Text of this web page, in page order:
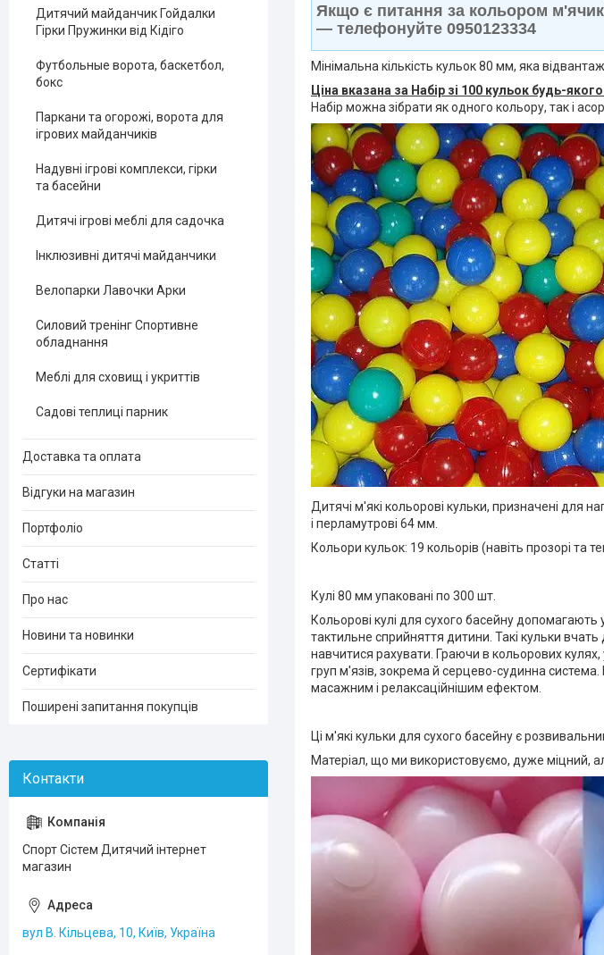
Якщо є питання за кольором
— телефонуйте 0950123334
Мінімальна кількість кульок 80 мм, яка
Ціна вказана за Набір зі 100 кульок будь-
Набір можна зібрати як одного кольору, так і
Дитячі м'які кольорові кульки, призначені для
і перламутрові 64 мм.
Кольори кульок: 19 кольорів (навіть прозорі та
Кулі 80 мм упаковані по 300 шт.
Кольорові кулі для сухого басейну
тактильне сприйняття дитини. Такі кульки
навчитися рахувати. Граючи в кольорових
груп м'язів, зокрема й серцево-судинна
масажним і релаксаційнішим ефектом.
Ці м'які кульки для сухого басейну є
Матеріал, що ми використовуємо, дуже міцний,
Дитячий майданчик Гойдалки
Гірки Пружинки від Кідіго
Футбольные ворота, баскетбол,
бокс
Паркани та огорожі, ворота для
ігрових майданчиків
Надувні ігрові комплекси, гірки
та басейни
Дитячі ігрові меблі для садочка
Інклюзивні дитячі майданчики
Велопарки Лавочки Арки
Силовий тренінг Спортивне
обладнання
Меблі для сховищ і укриттів
Садові теплиці парник
Доставка та оплата
Відгуки на магазин
Портфоліо
Статті
Про нас
Новини та новинки
Сертифікати
Поширені запитання покупців
Спорт Сістем Дитячий інтернет
магазин
вул В. Кільцева, 10, Київ, Україна